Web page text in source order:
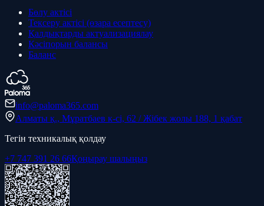
Бөлу актісі
Тексеру актісі (өзара есептесу)
Қалдықтарды актуализациялау
Кәсіпорын балансы
Баланс
info@paloma365.com
Алматы қ., Мұратбаев к-сі, 62 / Жібек жолы 188, 1 қабат
Тегін техникалық қолдау
+7 747 391 26 66Қоңырау шалыңыз